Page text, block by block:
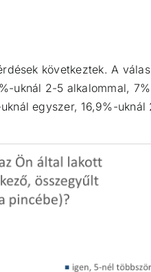
következtek. A
uknál 2-5 alkalommal,
egyszer, 16,9%-